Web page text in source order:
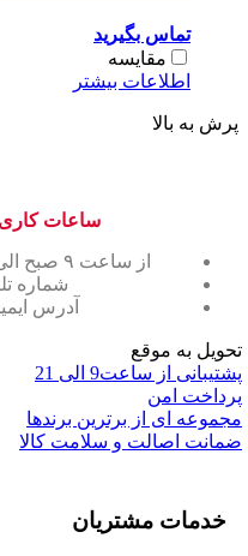
تماس بگیرید
مقایسه
اطلاعات بیشتر
پرش به بالا
ساعات
از ساعت ۹ صبح الی ۹ شب پاسخگوی شما هستیم.
شماره
آدرس
تحویل به موقع
پشتیبانی از ساعت9 الی 21
پرداخت امن
مجموعه ای از برترین برندها
ضمانت اصالت و سلامت کالا
خدمات مشتریان